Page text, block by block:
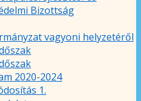
Bizottság
vagyoni helyzetéről
2020-2024
1.